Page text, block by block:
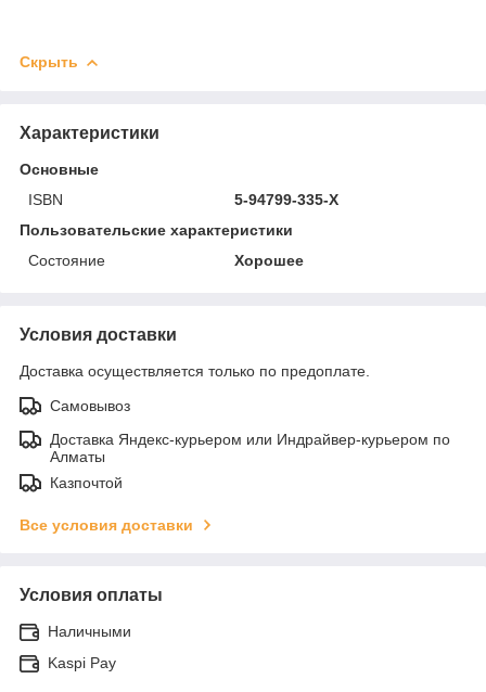
Скрыть
Характеристики
Основные
ISBN
5-94799-335-Х
Пользовательские характеристики
Состояние
Хорошее
Условия доставки
Доставка осуществляется только по предоплате.
Самовывоз
Доставка Яндекс-курьером или Индрайвер-курьером по
Алматы
Казпочтой
Все условия доставки
Условия оплаты
Наличными
Kaspi Pay